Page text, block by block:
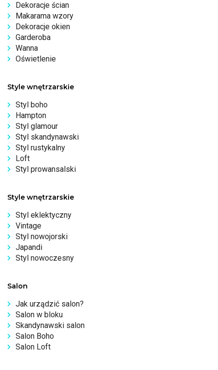
Dekoracje ścian
Makarama wzory
Dekoracje okien
Garderoba
Wanna
Oświetlenie
Style wnętrzarskie
Styl boho
Hampton
Styl glamour
Styl skandynawski
Styl rustykalny
Loft
Styl prowansalski
Style wnętrzarskie
Styl eklektyczny
Vintage
Styl nowojorski
Japandi
Styl nowoczesny
Salon
Jak urządzić salon?
Salon w bloku
Skandynawski salon
Salon Boho
Salon Loft